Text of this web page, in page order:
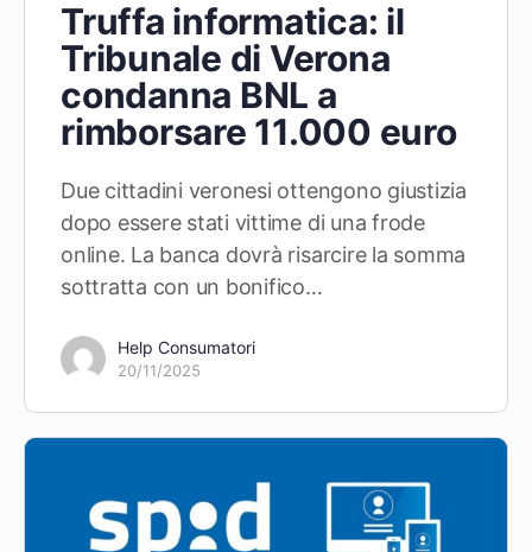
Truffa informatica: il
Tribunale di Verona
condanna BNL a
rimborsare 11.000 euro
Due cittadini veronesi ottengono giustizia
dopo essere stati vittime di una frode
online. La banca dovrà risarcire la somma
sottratta con un bonifico…
Help Consumatori
20/11/2025